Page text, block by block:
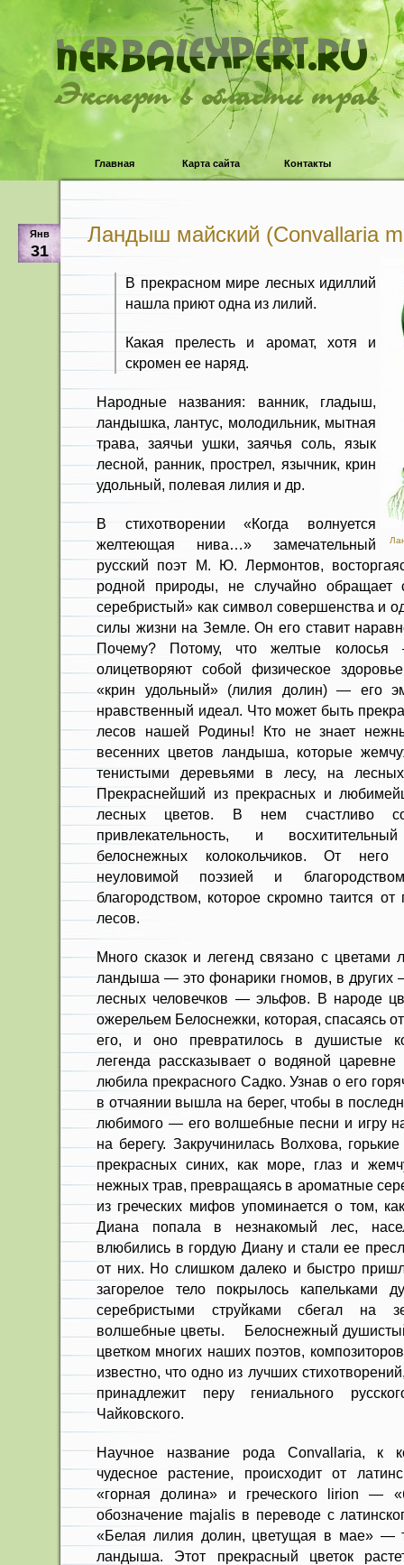
Эксперт в области трав
Главная Карта сайта Контакты
Янв
31
Ландыш майский (Convallaria
В прекрасном мире лесных идиллий
нашла приют одна из лилий.
Какая прелесть и аромат, хотя и
скромен ее наряд.
Народные названия: ванник, гладыш,
ландышка, лантус, молодильник, мытная
трава, заячьи ушки, заячья соль, язык
лесной, ранник, прострел, язычник, крин
удольный, полевая лилия и др.
В стихотворении «Когда волнуется
желтеющая нива…» замечательный
русский поэт М. Ю. Лермонтов,
родной природы, не случайно
серебристый» как символ совершенства и
силы жизни на Земле. Он его ставит
Почему? Потому, что желтые
олицетворяют собой физическое
«крин удольный» (лилия долин) — его
нравственный идеал. Что может быть
лесов нашей Родины! Кто не знает
весенних цветов ландыша, которые
тенистыми деревьями в лесу, на
Прекраснейший из прекрасных и
лесных цветов. В нем счастливо
привлекательность, и
белоснежных колокольчиков. От него
неуловимой поэзией и
благородством, которое скромно таится от
лесов.
Много сказок и легенд связано с
ландыша — это фонарики гномов, в других
лесных человечков — эльфов. В народе
ожерельем Белоснежки, которая, спасаясь
его, и оно превратилось в душистые
легенда рассказывает о водяной царевне
любила прекрасного Садко. Узнав о его
в отчаянии вышла на берег, чтобы в
любимого — его волшебные песни и игру
на берегу. Закручинилась Волхова,
прекрасных синих, как море, глаз и
нежных трав, превращаясь в ароматные
из греческих мифов упоминается о том,
Диана попала в незнакомый лес,
влюбились в гордую Диану и стали ее
от них. Но слишком далеко и быстро
загорелое тело покрылось капельками
серебристыми струйками сбегал на
волшебные цветы. Белоснежный
цветком многих наших поэтов,
известно, что одно из лучших
принадлежит перу гениального
Чайковского.
Научное название рода Convallaria, к
чудесное растение, происходит от
«горная долина» и греческого lirion —
обозначение majalis в переводе с
«Белая лилия долин, цветущая в мае» —
ландыша. Этот прекрасный цветок